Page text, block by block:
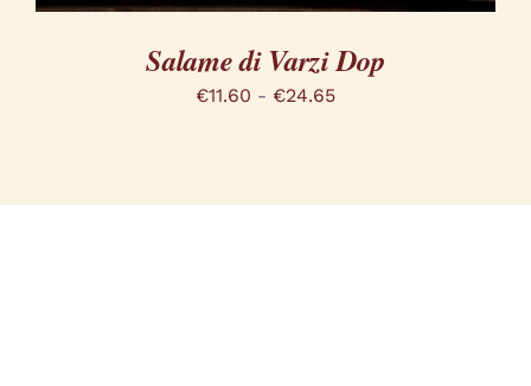
Salame di Varzi Dop
€11.60 - €24.65Fascia